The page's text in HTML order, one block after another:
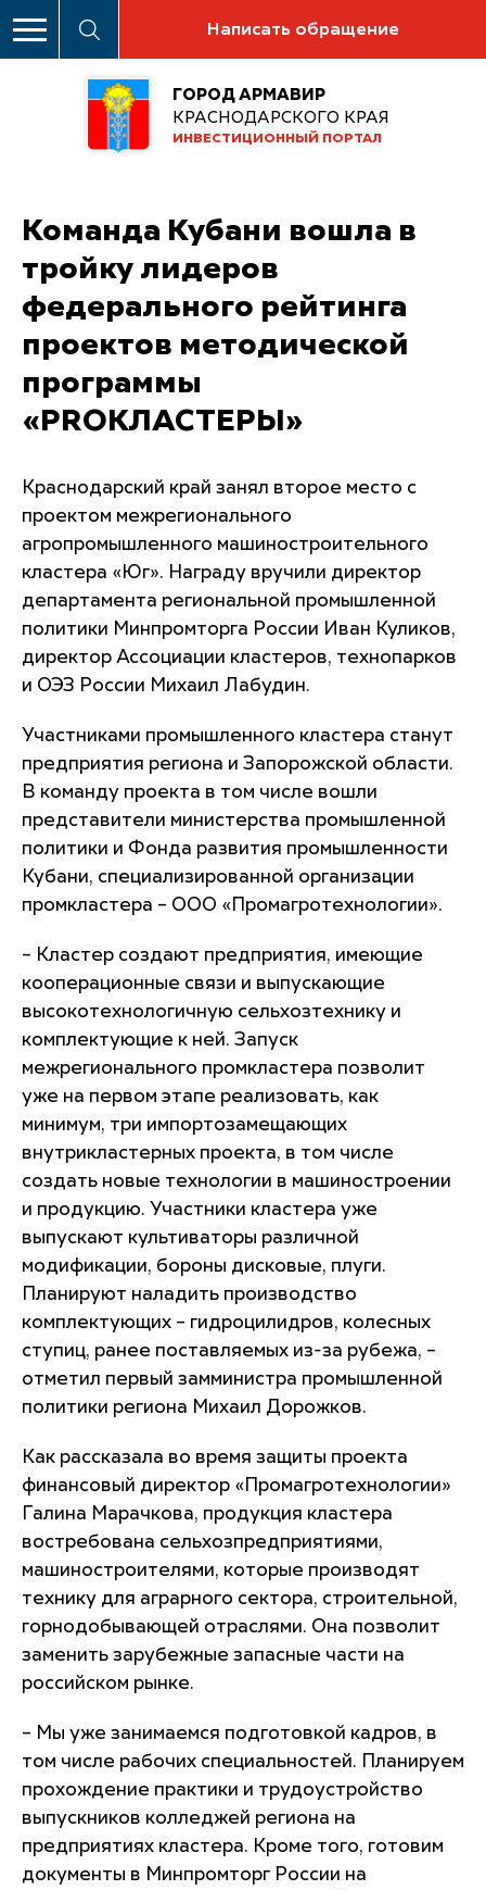
Написать обращение
ГОРОД АРМАВИР
КРАСНОДАРСКОГО КРАЯ
ИНВЕСТИЦИОННЫЙ ПОРТАЛ
Команда Кубани вошла в
тройку лидеров
федерального рейтинга
проектов методической
программы
«PROКЛАСТЕРЫ»
Краснодарский край занял второе место с
проектом межрегионального
агропромышленного машиностроительного
кластера «Юг». Награду вручили директор
департамента региональной промышленной
политики Минпромторга России Иван Куликов,
директор Ассоциации кластеров, технопарков
и ОЭЗ России Михаил Лабудин.
Участниками промышленного кластера станут
предприятия региона и Запорожской области.
В команду проекта в том числе вошли
представители министерства промышленной
политики и Фонда развития промышленности
Кубани, специализированной организации
промкластера – ООО «Промагротехнологии».
– Кластер создают предприятия, имеющие
кооперационные связи и выпускающие
высокотехнологичную сельхозтехнику и
комплектующие к ней. Запуск
межрегионального промкластера позволит
уже на первом этапе реализовать, как
минимум, три импортозамещающих
внутрикластерных проекта, в том числе
создать новые технологии в машиностроении
и продукцию. Участники кластера уже
выпускают культиваторы различной
модификации, бороны дисковые, плуги.
Планируют наладить производство
комплектующих – гидроцилидров, колесных
ступиц, ранее поставляемых из-за рубежа, –
отметил первый замминистра промышленной
политики региона Михаил Дорожков.
Как рассказала во время защиты проекта
финансовый директор «Промагротехнологии»
Галина Марачкова, продукция кластера
востребована сельхозпредприятиями,
машиностроителями, которые производят
технику для аграрного сектора, строительной,
горнодобывающей отраслями. Она позволит
заменить зарубежные запасные части на
российском рынке.
– Мы уже занимаемся подготовкой кадров, в
том числе рабочих специальностей. Планируем
прохождение практики и трудоустройство
выпускников колледжей региона на
предприятиях кластера. Кроме того, готовим
документы в Минпромторг России на